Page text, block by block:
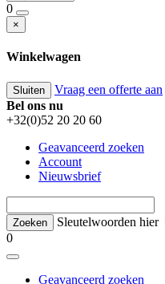
0
×
Winkelwagen
Sluiten Vraag een offerte aan
Bel ons nu
+32(0)52 20 20 60
Geavanceerd zoeken
Account
Nieuwsbrief
Sleutelwoorden hier
0
Geavanceerd zoeken